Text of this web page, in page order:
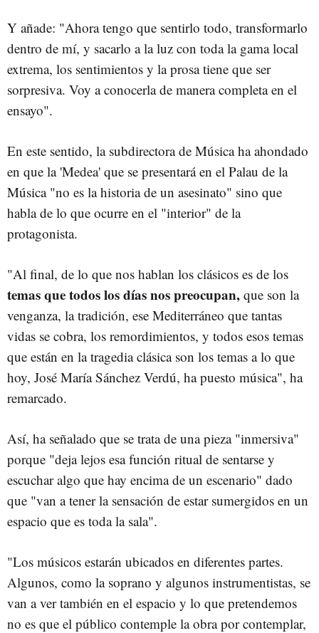
Y añade: "Ahora tengo que sentirlo todo, transformarlo
dentro de mí, y sacarlo a la luz con toda la gama local
extrema, los sentimientos y la prosa tiene que ser
sorpresiva. Voy a conocerla de manera completa en el
ensayo".
En este sentido, la subdirectora de Música ha ahondado
en que la 'Medea' que se presentará en el Palau de la
Música "no es la historia de un asesinato" sino que
habla de lo que ocurre en el "interior" de la
protagonista.
"Al final, de lo que nos hablan los clásicos es de los
temas que todos los días nos preocupan, que son la
venganza, la tradición, ese Mediterráneo que tantas
vidas se cobra, los remordimientos, y todos esos temas
que están en la tragedia clásica son los temas a lo que
hoy, José María Sánchez Verdú, ha puesto música", ha
remarcado.
Así, ha señalado que se trata de una pieza "inmersiva"
porque "deja lejos esa función ritual de sentarse y
escuchar algo que hay encima de un escenario" dado
que "van a tener la sensación de estar sumergidos en un
espacio que es toda la sala".
"Los músicos estarán ubicados en diferentes partes.
Algunos, como la soprano y algunos instrumentistas, se
van a ver también en el espacio y lo que pretendemos
no es que el público contemple la obra por contemplar,